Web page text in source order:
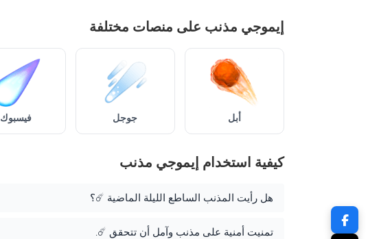
إيموجي مذنب على منصات مختلفة
أبل جوجل فيسبوك
كيفية استخدام إيموجي مذنب
هل رأيت المذنب الساطع الليلة الماضية ☄️؟
تمنيت أمنية على مذنب وآمل أن تتحقق ☄️.